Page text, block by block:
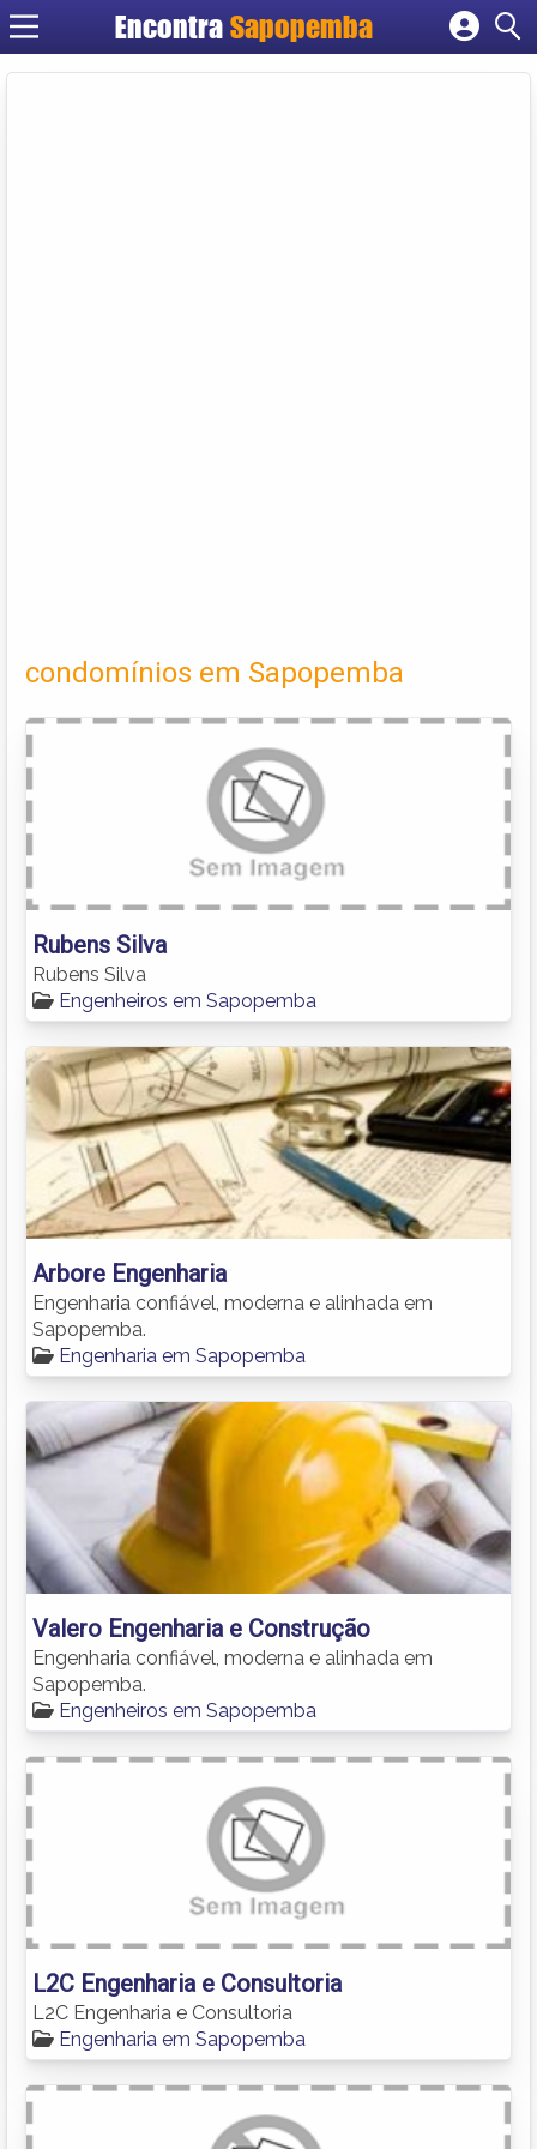
Encontra Sapopemba
Cadastrar empresa
condomínios em Sapopemba
Rubens Silva
Rubens Silva
Engenheiros em Sapopemba
Arbore Engenharia
Engenharia confiável, moderna e alinhada em
Sapopemba.
Engenharia em Sapopemba
Valero Engenharia e Construção
Engenharia confiável, moderna e alinhada em
Sapopemba.
Engenheiros em Sapopemba
L2C Engenharia e Consultoria
L2C Engenharia e Consultoria
Engenharia em Sapopemba